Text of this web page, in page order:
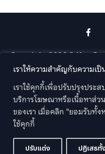
เราให้ความสำคัญกับความเ
เราใช้คุกกี้เพื่อปรับปรุงประ
บริการโฆษณาหรือเนื้อหาส่ว
ของเรา เมื่อคลิก "ยอมรับทั้
ใช้คุกกี้
ปรับแต่ง ปฏิเสธทั้
Copyright 2026 © Kru-
Web by